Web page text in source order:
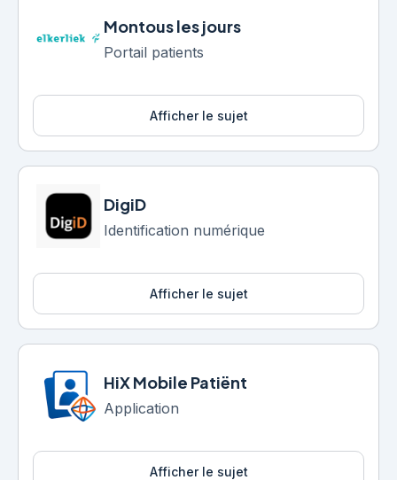
Montous les jours
Portail patients
Afficher le sujet
DigiD
Identification numérique
Afficher le sujet
HiX Mobile Patiënt
Application
Afficher le sujet